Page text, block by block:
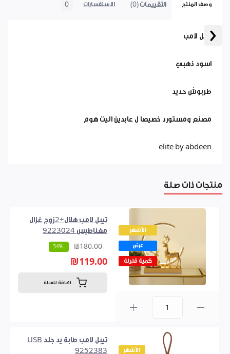
‹
وصف المنتج التقييمات (0) الاستفسارات 0
تيبل لامب
اسود ذهبي
طربوش حديد
مصنع ومستورد خصيصا ل عابدين اليت هوم
elite by abdeen
منتجات ذات صلة
الأشهر
عرض
كمية قليلة
تيبل لامب هلال+2زوج غزال
مغناطيس 9223024
₪180.00
-34%
₪119.00
اضافة للسلة
الأشهر
تيبل لامب طابة يد جلد USB
9252383